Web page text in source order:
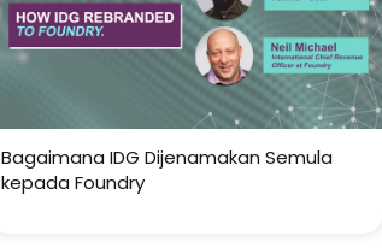
Bagaimana IDG Dijenamakan Semula
kepada Foundry